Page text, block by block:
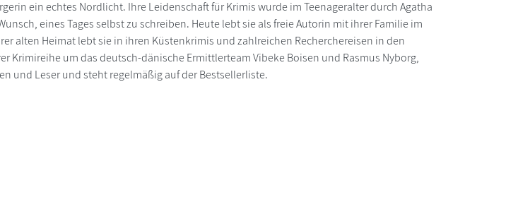
ein echtes Nordlicht. Ihre Leidenschaft für Krimis wurde im Teenageralter durch Agatha
eines Tages selbst zu schreiben. Heute lebt sie als freie Autorin mit ihrer Familie im
alten Heimat lebt sie in ihren Küstenkrimis und zahlreichen Recherchereisen in den
Krimireihe um das deutsch-dänische Ermittlerteam Vibeke Boisen und Rasmus Nyborg,
und Leser und steht regelmäßig auf der Bestsellerliste.